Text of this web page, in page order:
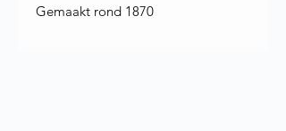
Gemaakt rond 1870